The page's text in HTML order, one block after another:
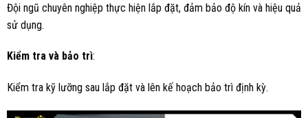
Đội ngũ chuyên nghiệp thực hiện lắp đặt, đảm bảo độ kín và hiệu quả
sử dụng.
Kiểm tra và bảo trì:
Kiểm tra kỹ lưỡng sau lắp đặt và lên kế hoạch bảo trì định kỳ.